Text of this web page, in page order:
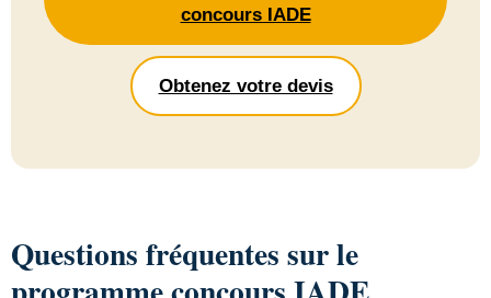
concours IADE
Obtenez votre devis
Questions fréquentes sur le